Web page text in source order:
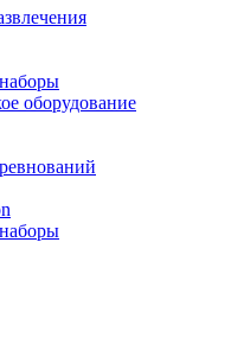
оборудование